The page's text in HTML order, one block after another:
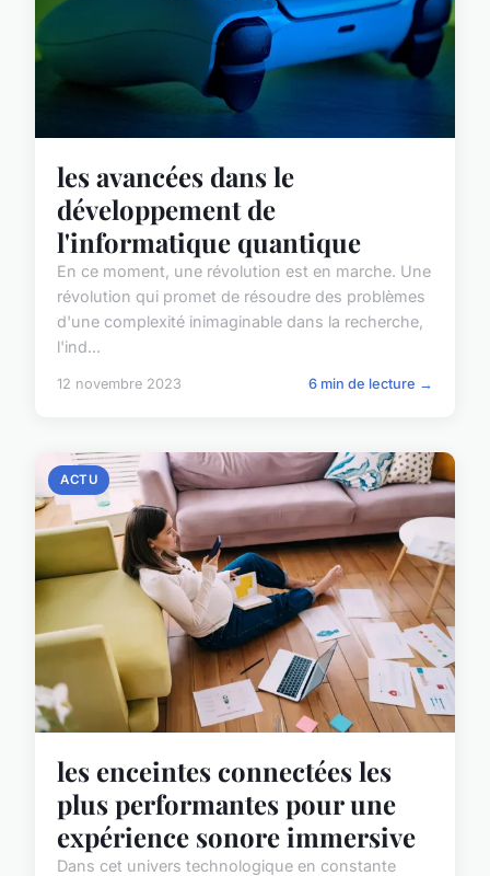
les avancées dans le
développement de
l'informatique quantique
En ce moment, une révolution est en marche. Une
révolution qui promet de résoudre des problèmes
d'une complexité inimaginable dans la recherche,
l'ind...
12 novembre 2023 6 min de lecture →
ACTU
les enceintes connectées les
plus performantes pour une
expérience sonore immersive
Dans cet univers technologique en constante